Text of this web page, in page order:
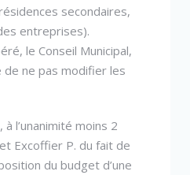
secondaires,
entreprises).
le Conseil Municipal,
de ne pas modifier les
à l’unanimité moins 2
Excoffier P. du fait de
du budget d’une